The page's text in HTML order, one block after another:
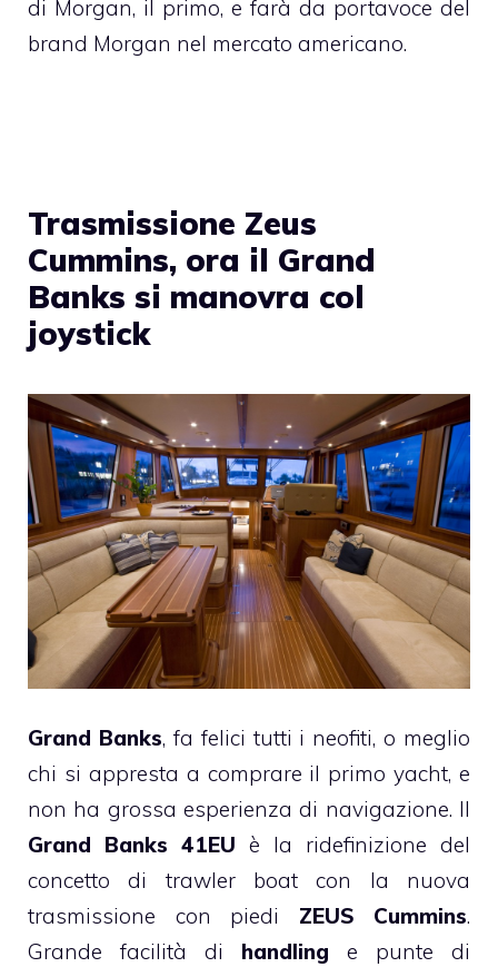
di Morgan, il primo, e farà da portavoce del
brand Morgan nel mercato americano.
Trasmissione Zeus
Cummins, ora il Grand
Banks si manovra col
joystick
Grand Banks, fa felici tutti i neofiti, o meglio
chi si appresta a comprare il primo yacht, e
non ha grossa esperienza di navigazione. Il
Grand Banks 41EU è la ridefinizione del
concetto di trawler boat con la nuova
trasmissione con piedi ZEUS Cummins.
Grande facilità di handling e punte di